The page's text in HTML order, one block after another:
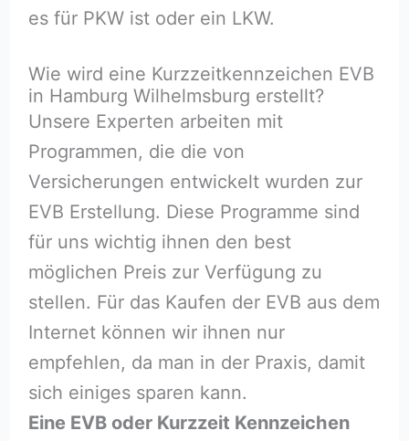
es für PKW ist oder ein LKW.
Wie wird eine Kurzzeitkennzeichen EVB
in Hamburg Wilhelmsburg erstellt?
Unsere Experten arbeiten mit
Programmen, die die von
Versicherungen entwickelt wurden zur
EVB Erstellung. Diese Programme sind
für uns wichtig ihnen den best
möglichen Preis zur Verfügung zu
stellen. Für das Kaufen der EVB aus dem
Internet können wir ihnen nur
empfehlen, da man in der Praxis, damit
sich einiges sparen kann.
Eine EVB oder Kurzzeit Kennzeichen